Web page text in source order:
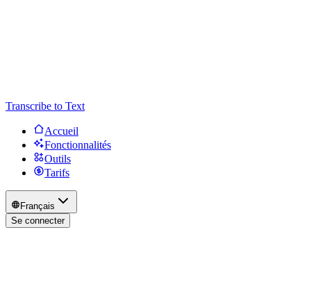
Transcribe to Text
Accueil
Fonctionnalités
Outils
Tarifs
Français
Se connecter